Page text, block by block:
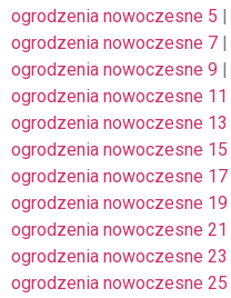
ogrodzenia nowoczesne 5 |
ogrodzenia nowoczesne 7 |
ogrodzenia nowoczesne 9 |
ogrodzenia nowoczesne 11
ogrodzenia nowoczesne 13
ogrodzenia nowoczesne 15
ogrodzenia nowoczesne 17
ogrodzenia nowoczesne 19
ogrodzenia nowoczesne 21
ogrodzenia nowoczesne 23
ogrodzenia nowoczesne 25